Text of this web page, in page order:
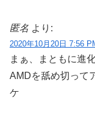
匿名 より:
2020年10月20日 7:56
まぁ、まともに進
AMDを舐め切って
ケ